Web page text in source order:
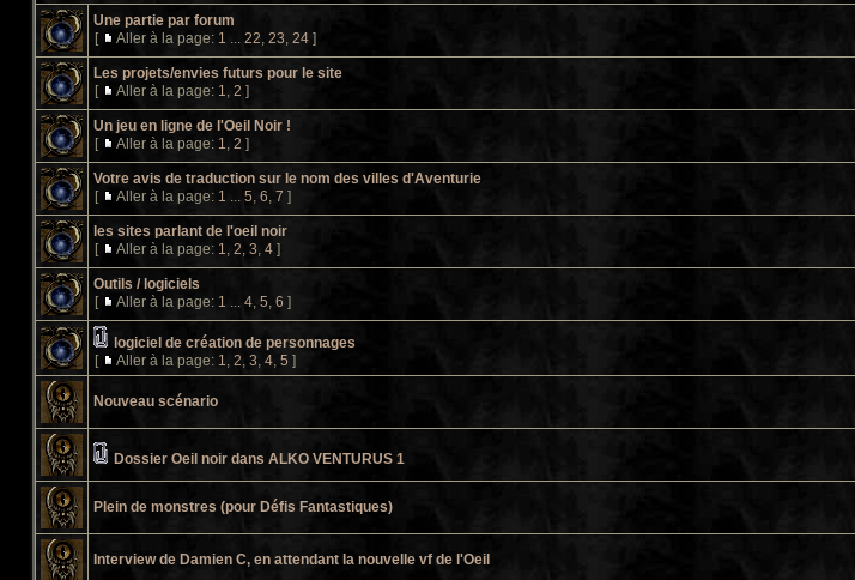
Une partie par forum
[
Aller à la page: 1 ... 22, 23, 24 ]
Les projets/envies futurs pour le site
[
Aller à la page: 1, 2 ]
Un jeu en ligne de l'Oeil Noir !
[
Aller à la page: 1, 2 ]
Votre avis de traduction sur le nom des villes d'Aventurie
[
Aller à la page: 1 ... 5, 6, 7 ]
les sites parlant de l'oeil noir
[
Aller à la page: 1, 2, 3, 4 ]
Outils / logiciels
[
Aller à la page: 1 ... 4, 5, 6 ]
logiciel de création de personnages
[
Aller à la page: 1, 2, 3, 4, 5 ]
Nouveau scénario
Dossier Oeil noir dans ALKO VENTURUS 1
Plein de monstres (pour Défis Fantastiques)
Interview de Damien C, en attendant la nouvelle vf de l'Oeil